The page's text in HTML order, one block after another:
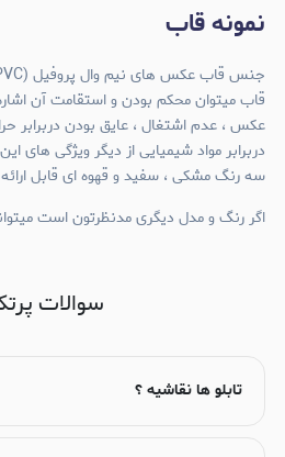
نمونه قاب
قاب میتوان محکم بودن و استقامت آن
عکس ، عدم اشتغال ، عایق بودن دربرابر
دربرابر مواد شیمیایی از دیگر ویژگی
سه رنگ مشکی ، سفید و قهوه ای قابل
اگر رنگ و مدل دیگری مدنظرتون است
سوالات
تابلو ها نقاشیه ؟